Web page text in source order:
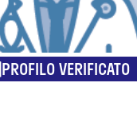
PROFILO VERIFICATO